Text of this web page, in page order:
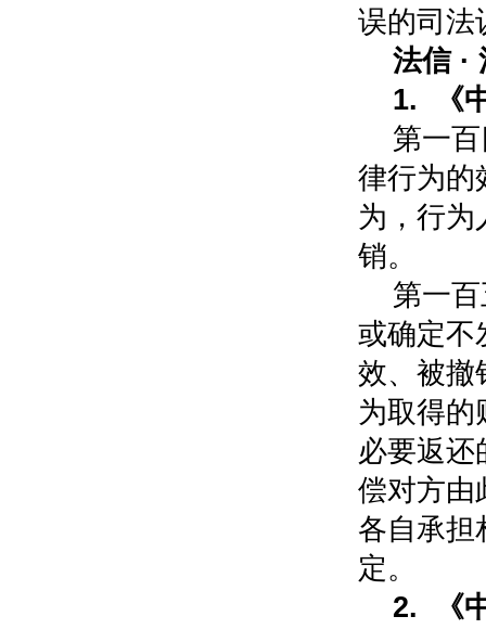
误的司法
法信 ·
1. 《
第一
律行为的
为，行为
销。
第一
或确定不
效、被撤
为取得的
必要返还
偿对方由
各自承担
定。
2. 《